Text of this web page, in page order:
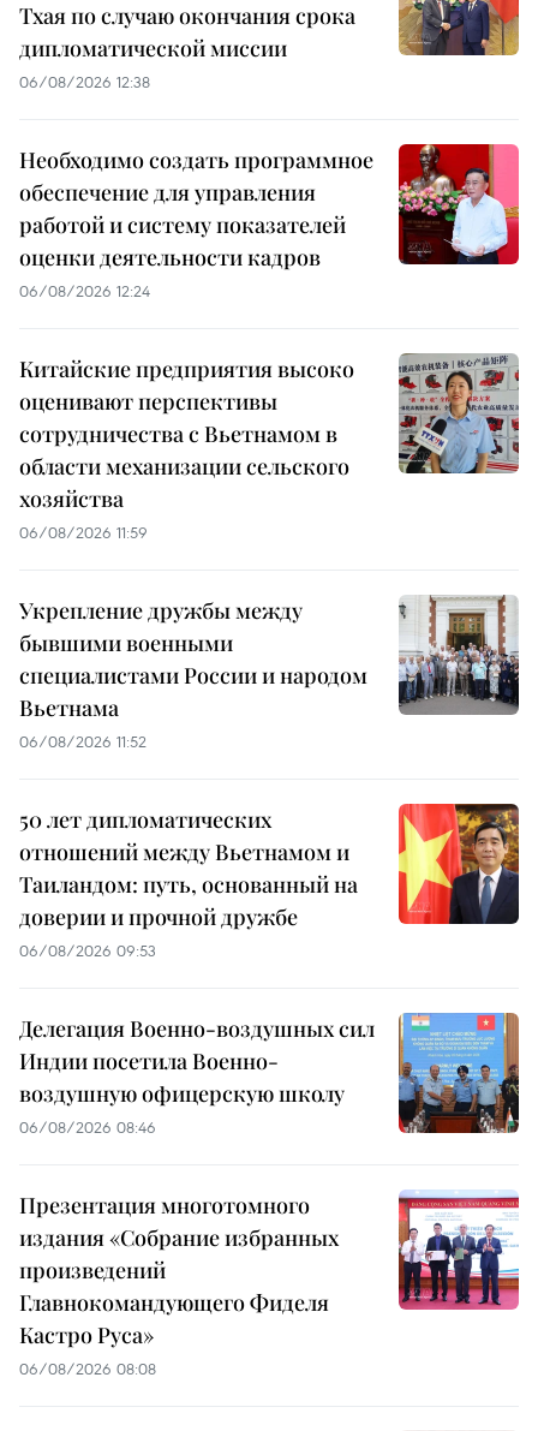
Тхая по случаю окончания срока
дипломатической миссии
06/08/2026 12:38
Необходимо создать программное
обеспечение для управления
работой и систему показателей
оценки деятельности кадров
06/08/2026 12:24
Китайские предприятия высоко
оценивают перспективы
сотрудничества с Вьетнамом в
области механизации сельского
хозяйства
06/08/2026 11:59
Укрепление дружбы между
бывшими военными
специалистами России и народом
Вьетнама
06/08/2026 11:52
50 лет дипломатических
отношений между Вьетнамом и
Таиландом: путь, основанный на
доверии и прочной дружбе
06/08/2026 09:53
Делегация Военно-воздушных сил
Индии посетила Военно-
воздушную офицерскую школу
06/08/2026 08:46
Презентация многотомного
издания «Собрание избранных
произведений
Главнокомандующего Фиделя
Кастро Руса»
06/08/2026 08:08